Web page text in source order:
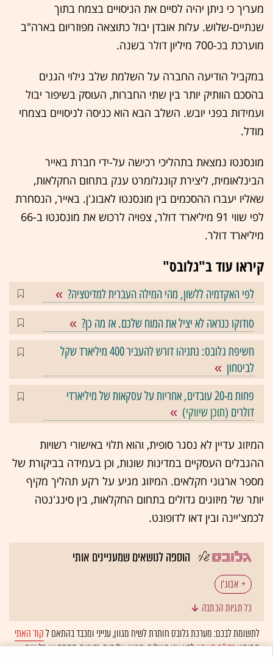
מעריך כי ניתן יהיה לסיים את הניסויים בצמח בתוך
שנתיים-שלוש. עלות אובדן יבול כתוצאה מפוזריום בארה"ב
מוערכת בכ-700 מיליון דולר בשנה.
במקביל הודיעה החברה על השלמת שלב גילוי הגנים
בהסכם הוותיק יותר בין שתי החברות, העוסק בשיפור יבול
ועמידות בפני יובש. השלב הבא הוא כניסה לניסויים בצמחי
מודל.
מונסנטו נמצאת בתהליכי רכישה על-ידי חברת באייר
הבינלאומית, ליצירת קונגלומרט ענק בתחום החקלאות,
שאליו יעברו ההסכמים בין מונסנטו לאבוג'ן. באייר, הנסחרת
לפי שווי 91 מיליארד דולר, צפויה לרכוש את מונסנטו ב-66
מיליארד דולר.
קיראו עוד ב"גלובס"
לפי האקדמיה ללשון, מהי המילה העברית למדיטציה?
סודוקו כנראה לא יציל את המוח שלכם. אז מה כן?
חשיפת גלובס: נתניהו דורש להעביר 400 מיליארד שקל
לביטחון
פחות מ-20 עובדים, אחריות על עסקאות של מיליארדי
דולרים (תוכן שיווקי)
המיזוג עדיין לא נסגר סופית, והוא תלוי באישורי רשויות
ההגבלים העסקיים במדינות שונות, וכן בעמידה בביקורת של
מספר ארגוני חקלאים. המיזוג מגיע על רקע תהליך מקיף
יותר של מיזוגים גדולים בתחום החקלאות, בין סינג'נטה
לכמצ'יינה ובין דאו לדופונט.
הוספה לנושאים שמעניינים אותי
אבוג'ן
כל תגיות הכתבה
לתשומת לבכם: מערכת גלובס חותרת לשיח מגוון, ענייני ומכבד בהתאם לקוד האתי
המופיעבדו"ח האמוןלפיו אנו פועלים. ביטויי אלימות, גזענות, הסתה או כל שיח